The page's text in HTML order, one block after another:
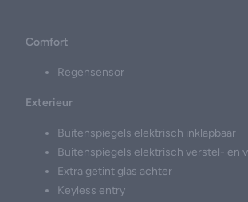
Comfort
Regensensor
Exterieur
Buitenspiegels elektrisch inklapbaar
Buitenspiegels elektrisch verstel- en
Extra getint glas achter
Keyless entry